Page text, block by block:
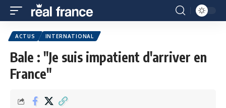
ACTUS INTERNATIONAL
Bale : "Je suis impatient d'arriver en
France"